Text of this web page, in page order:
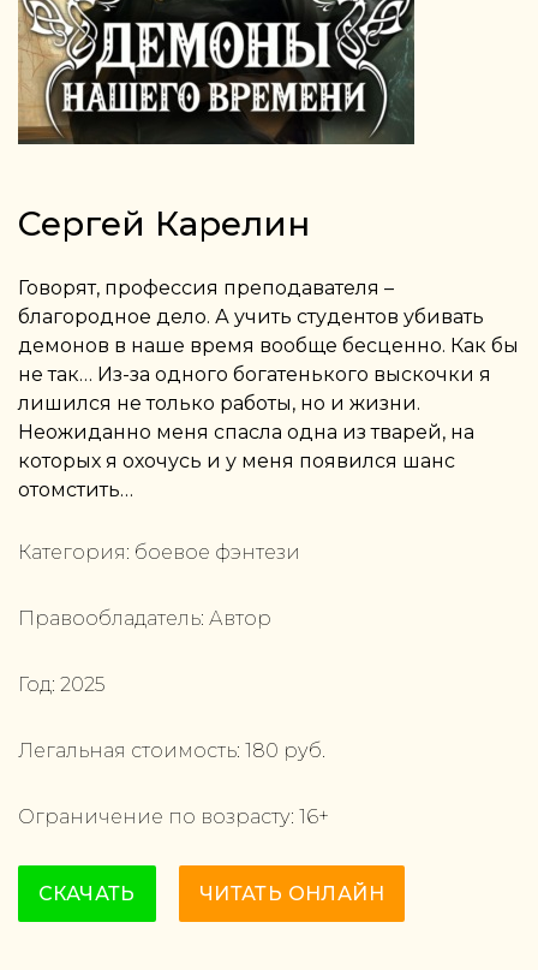
Сергей Карелин
Говорят, профессия преподавателя –
благородное дело. А учить студентов убивать
демонов в наше время вообще бесценно. Как бы
не так… Из-за одного богатенького выскочки я
лишился не только работы, но и жизни.
Неожиданно меня спасла одна из тварей, на
которых я охочусь и у меня появился шанс
отомстить…
Категория: боевое фэнтези
Правообладатель: Автор
Год: 2025
Легальная стоимость: 180 руб.
Ограничение по возрасту: 16+
СКАЧАТЬ ЧИТАТЬ ОНЛАЙН